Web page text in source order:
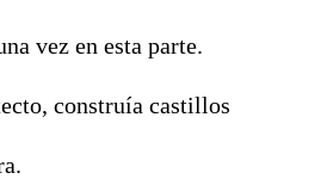
vez en esta parte.
construía castillos